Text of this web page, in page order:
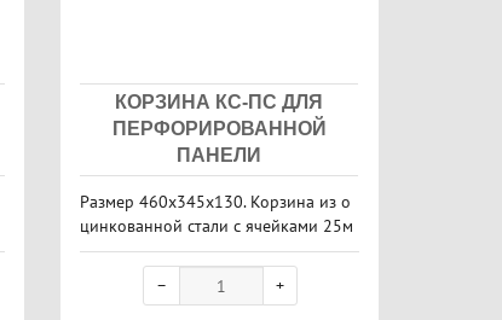
КОРЗИНА КС-ПС ДЛЯ
ПЕРФОРИРОВАННОЙ
ПАНЕЛИ
Размер 460х345х130. Корзина из о
цинкованной стали с ячейками 25м
м.